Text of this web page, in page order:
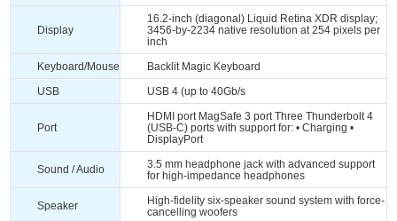
Display
16.2-inch (diagonal) Liquid Retina XDR display;
3456-by-2234 native resolution at 254 pixels per
inch
Keyboard/Mouse Backlit Magic Keyboard
USB USB 4 (up to 40Gb/s
Port
HDMI port MagSafe 3 port Three Thunderbolt 4
(USB-C) ports with support for: • Charging •
DisplayPort
Sound / Audio
3.5 mm headphone jack with advanced support
for high-impedance headphones
Speaker
High-fidelity six-speaker sound system with force-
cancelling woofers